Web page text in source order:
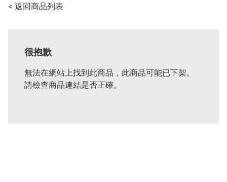
< 返回商品列表
很抱歉
無法在網站上找到此商品，此商品可能已下架。
請檢查商品連結是否正確。